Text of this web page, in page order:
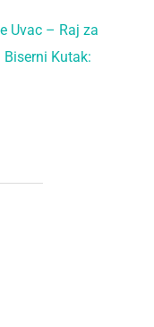
Uvac – Raj za
Biserni Kutak: